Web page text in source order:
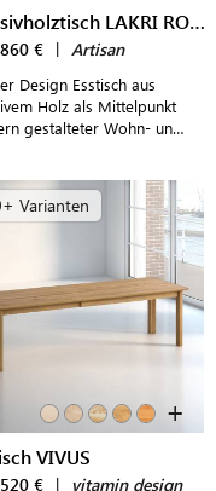
Massivholztisch LAKRI ROUND
€ | Artisan
Design Esstisch aus
Holz als Mittelpunkt
gestalteter Wohn- und
Varianten
+
VIVUS
€ | vitamin design